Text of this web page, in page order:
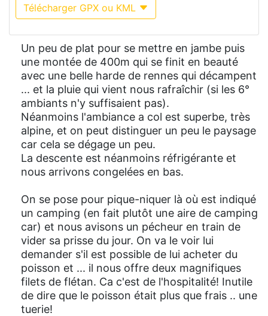
Télécharger GPX ou KML
Un peu de plat pour se mettre en jambe puis
une montée de 400m qui se finit en beauté
avec une belle harde de rennes qui décampent
... et la pluie qui vient nous rafraîchir (si les 6°
ambiants n'y suffisaient pas).
Néanmoins l'ambiance a col est superbe, très
alpine, et on peut distinguer un peu le paysage
car cela se dégage un peu.
La descente est néanmoins réfrigérante et
nous arrivons congelées en bas.
On se pose pour pique-niquer là où est indiqué
un camping (en fait plutôt une aire de camping
car) et nous avisons un pécheur en train de
vider sa prisse du jour. On va le voir lui
demander s'il est possible de lui acheter du
poisson et ... il nous offre deux magnifiques
filets de flétan. Ca c'est de l'hospitalité! Inutile
de dire que le poisson était plus que frais .. une
tuerie!